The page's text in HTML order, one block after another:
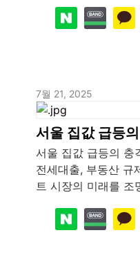
7월 21, 2025
서울 집값 급등
서울 집값 급등의 충
전세대출, 부동산 규
트 시장의 미래를 조